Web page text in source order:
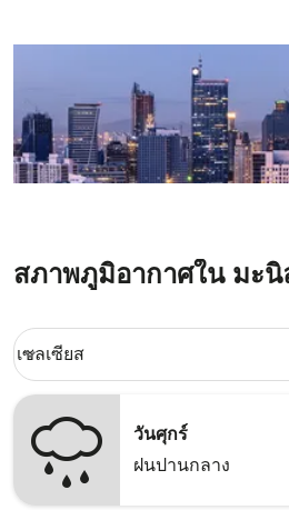
สภาพภูมิอากาศใน มะนิ
Weather unit option เซลเซียส
เซลเซียส
keyboard_arrow_down
วันศุกร์
ฝนปานกลาง